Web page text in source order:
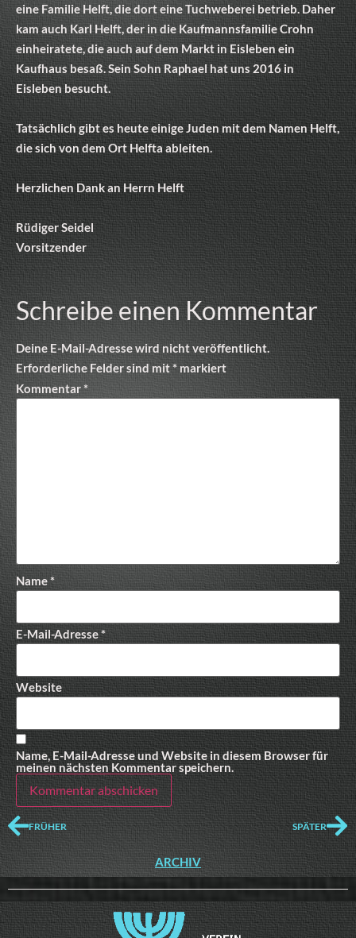
eine Familie Helft, die dort eine Tuchweberei betrieb. Daher
kam auch Karl Helft, der in die Kaufmannsfamilie Crohn
einheiratete, die auch auf dem Markt in Eisleben ein
Kaufhaus besaß. Sein Sohn Raphael hat uns 2016 in
Eisleben besucht.
Tatsächlich gibt es heute einige Juden mit dem Namen Helft,
die sich von dem Ort Helfta ableiten.
Herzlichen Dank an Herrn Helft
Rüdiger Seidel
Vorsitzender
Schreibe einen Kommentar
Deine E-Mail-Adresse wird nicht veröffentlicht.
Erforderliche Felder sind mit* markiert
Kommentar*
Name*
E-Mail-Adresse*
Website
Name, E-Mail-Adresse und Website in diesem Browser für
meinen nächsten Kommentar speichern.
FRÜHER SPÄTER
ARCHIV